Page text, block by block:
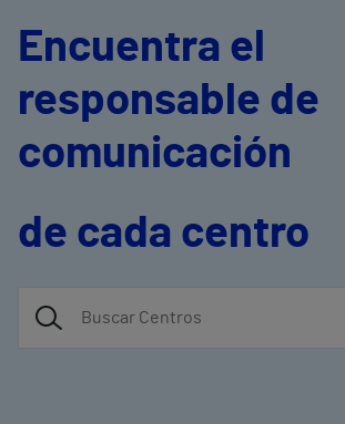
Encuentra el
responsable de
comunicación
de cada centro